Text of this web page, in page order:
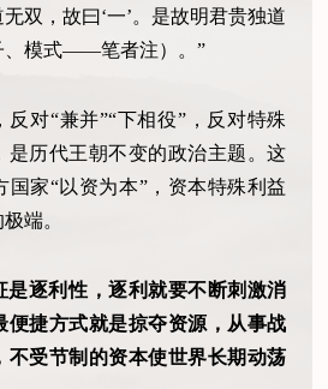
双，故曰‘一’。是故明君贵独道
、模式——笔者注）。”
反对“兼并”“下相役”，反对特殊
是历代王朝不变的政治主题。这
国家“以资为本”，资本特殊利益
端。
是逐利性，逐利就要不断刺激消
便捷方式就是掠夺资源，从事战
不受节制的资本使世界长期动荡